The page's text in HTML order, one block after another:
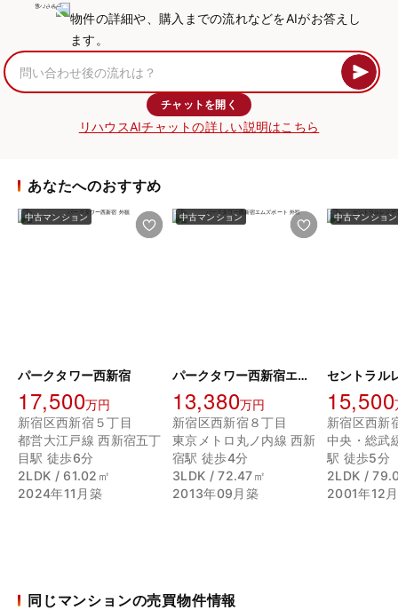
物件の詳細や、購入までの流れなどをAIがお答えし
ます。
チャットを開く
リハウスAIチャットの詳しい説明はこちら
あなたへのおすすめ
中古マンション
パークタワー西新宿
17,500万円
新宿区西新宿５丁目
都営大江戸線 西新宿五丁
目駅 徒歩6分
2LDK / 61.02㎡
2024年11月築
中古マンション
パークタワー西新宿エムズポート
13,380万円
新宿区西新宿８丁目
東京メトロ丸ノ内線 西新
宿駅 徒歩4分
3LDK / 72.47㎡
2013年09月築
中古マンション
15,500
新宿区西新
中央・総武
駅 徒歩5分
2LDK /
2001年12
同じマンションの売買物件情報